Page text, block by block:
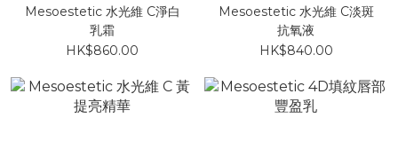
Mesoestetic 水光維 C淨白
乳霜
HK$860.00
Mesoestetic 水光維 C淡斑
抗氧液
HK$840.00